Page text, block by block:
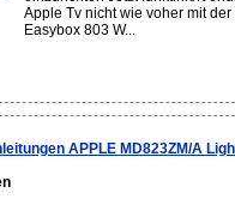
Apple Tv nicht wie voher mit der
Easybox 803 W...
APPLE MD823ZM/A